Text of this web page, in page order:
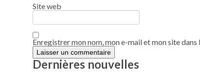
Site web
Enregistrer mon nom, mon e-mail et mon site
Dernières nouvelles